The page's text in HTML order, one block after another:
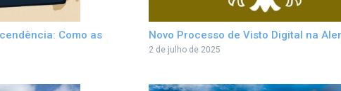
Como as
Novo Processo de Visto Digital na
2 de julho de 2025